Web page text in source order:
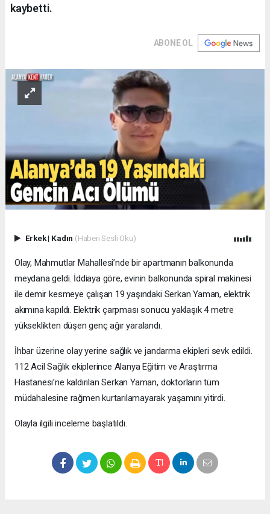
kaybetti.
ABONE OL
Erkek| Kadın (Haberi Sesli Oku)
Olay, Mahmutlar Mahallesi’nde bir apartmanın balkonunda
meydana geldi. İddiaya göre, evinin balkonunda spiral makinesi
ile demir kesmeye çalışan 19 yaşındaki Serkan Yaman, elektrik
akımına kapıldı. Elektrik çarpması sonucu yaklaşık 4 metre
yükseklikten düşen genç ağır yaralandı.
İhbar üzerine olay yerine sağlık ve jandarma ekipleri sevk edildi.
112 Acil Sağlık ekiplerince Alanya Eğitim ve Araştırma
Hastanesi’ne kaldırılan Serkan Yaman, doktorların tüm
müdahalesine rağmen kurtarılamayarak yaşamını yitirdi.
Olayla ilgili inceleme başlatıldı.